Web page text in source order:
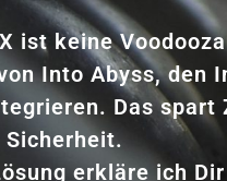
ist keine
Into Abyss, den
Das spart
Sicherheit.
erkläre ich